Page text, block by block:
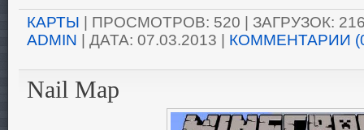
КАРТЫ | ПРОСМОТРОВ: 520 | ЗАГРУЗОК:
ADMIN | ДАТА: 07.03.2013 КОММЕНТАРИИ
Nail Map